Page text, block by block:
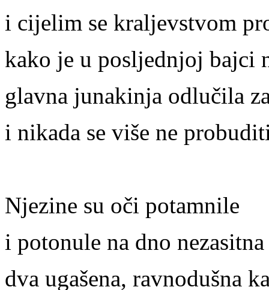
i cijelim se kraljevstvom
kako je u posljednjoj bajci
glavna junakinja odlučila
i nikada se više ne
Njezine su oči potamnile
i potonule na dno nezasitna
dva ugašena, ravnodušna